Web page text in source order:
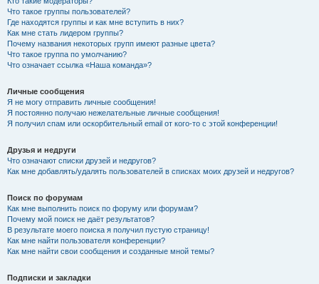
Что такое группы пользователей?
Где находятся группы и как мне вступить в них?
Как мне стать лидером группы?
Почему названия некоторых групп имеют разные цвета?
Что такое группа по умолчанию?
Что означает ссылка «Наша команда»?
Личные сообщения
Я не могу отправить личные сообщения!
Я постоянно получаю нежелательные личные сообщения!
Я получил спам или оскорбительный email от кого-то с этой конференции!
Друзья и недруги
Что означают списки друзей и недругов?
Как мне добавлять/удалять пользователей в списках моих друзей и недругов?
Поиск по форумам
Как мне выполнить поиск по форуму или форумам?
Почему мой поиск не даёт результатов?
В результате моего поиска я получил пустую страницу!
Как мне найти пользователя конференции?
Как мне найти свои сообщения и созданные мной темы?
Подписки и закладки